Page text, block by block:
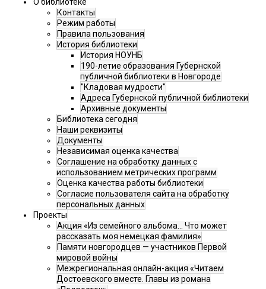
О библиотеке
Контакты
Режим работы
Правила пользования
История библиотеки
История НОУНБ
190-летие образования Губернской
публичной библиотеки в Новгороде
"Кладовая мудрости"
Адреса Губернской публичной библиотеки
Архивные документы
Библиотека сегодня
Наши реквизиты
Документы
Независимая оценка качества
Соглашение на обработку данных с
использованием метрических программ
Оценка качества работы библиотеки
Согласие пользователя сайта на обработку
персональных данных
Проекты
Акция «Из семейного альбома... Что может
рассказать моя немецкая фамилия»
Памяти новгородцев — участников Первой
мировой войны
Межрегиональная онлайн-акция «Читаем
Достоевского вместе. Главы из романа